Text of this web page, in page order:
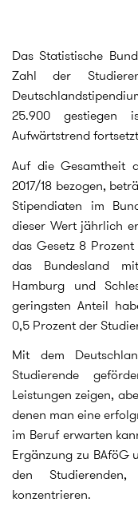
Das Statistische
Zahl der
25.900 gestiegen
Aufwärtstrend
Auf die Gesamtheit
2017/18 bezogen,
Stipendiaten im
dieser Wert jährlich
das Gesetz 8
das Bundesland
Hamburg und
geringsten Anteil
0,5 Prozent der
Mit dem
Studierende
Leistungen zeigen,
denen man eine
im Beruf erwarten
Ergänzung zu BAföG
den
konzentrieren.